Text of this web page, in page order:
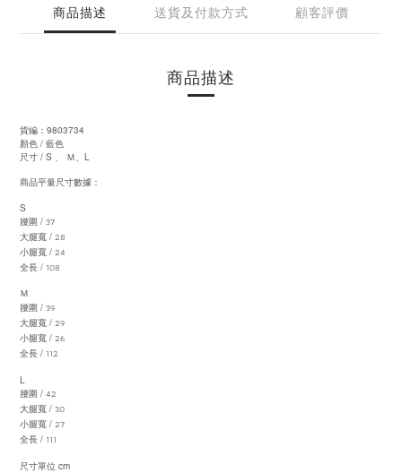
商品描述 送貨及付款方式 顧客評價
商品描述
貨編： 9803734
顏色 / 藍色
尺寸 / S Ｍ、 L
商品平量尺寸數據：
S
腰圍 / 37
大腿寬 / 28
小腿寬 / 24
全長 / 108
Ｍ
腰圍 / 39
大腿寬 / 29
小腿寬 / 26
全長 / 112
L
腰圍 / 42
大腿寬 / 30
小腿寬 / 27
全長 / 111
尺寸單位 cm